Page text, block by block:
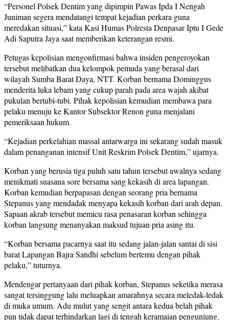
“Personel Polsek Dentim yang dipimpin Pawas Ipda I Nengah
Juniman segera mendatangi tempat kejadian perkara guna
meredakan situasi,” kata Kasi Humas Polresta Denpasar Iptu I Gede
Adi Saputra Jaya saat memberikan keterangan resmi.
Petugas kepolisian mengonfirmasi bahwa insiden pengeroyokan
tersebut melibatkan dua kelompok pemuda yang berasal dari
wilayah Sumba Barat Daya, NTT. Korban bernama Dominggus
menderita luka lebam yang cukup parah pada area wajah akibat
pukulan bertubi-tubi. Pihak kepolisian kemudian membawa para
pelaku menuju ke Kantor Subsektor Renon guna menjalani
pemeriksaan hukum.
“Kejadian perkelahian massal antarwarga ini sekarang sudah masuk
dalam penanganan intensif Unit Reskrim Polsek Dentim,” ujarnya.
Korban yang berusia tiga puluh satu tahun tersebut awalnya sedang
menikmati suasana sore bersama sang kekasih di area lapangan.
Korban kemudian berpapasan dengan seorang pria bernama
Stepanus yang mendadak menyapa kekasih korban dari arah depan.
Sapaan akrab tersebut memicu rasa penasaran korban sehingga
korban langsung menanyakan maksud tujuan pria asing itu.
“Korban bersama pacarnya saat itu sedang jalan-jalan santai di sisi
barat Lapangan Bajra Sandhi sebelum bertemu dengan pihak
pelaku,” tuturnya.
Mendengar pertanyaan dari pihak korban, Stepanus seketika merasa
sangat tersinggung lalu meluapkan amarahnya secara meledak-ledak
di muka umum. Adu mulut yang sengit antara kedua belah pihak
pun tidak dapat terhindarkan lagi di tengah keramaian pengunjung.